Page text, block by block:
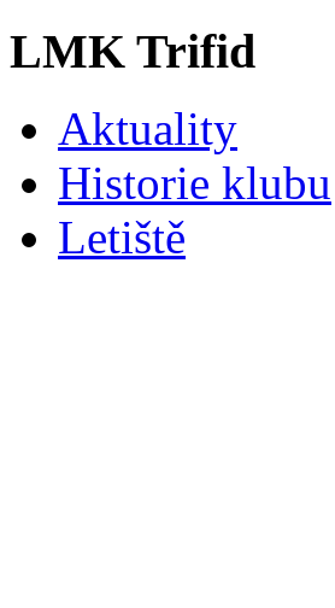
LMK Trifid
Aktuality
Historie klubu
Letiště